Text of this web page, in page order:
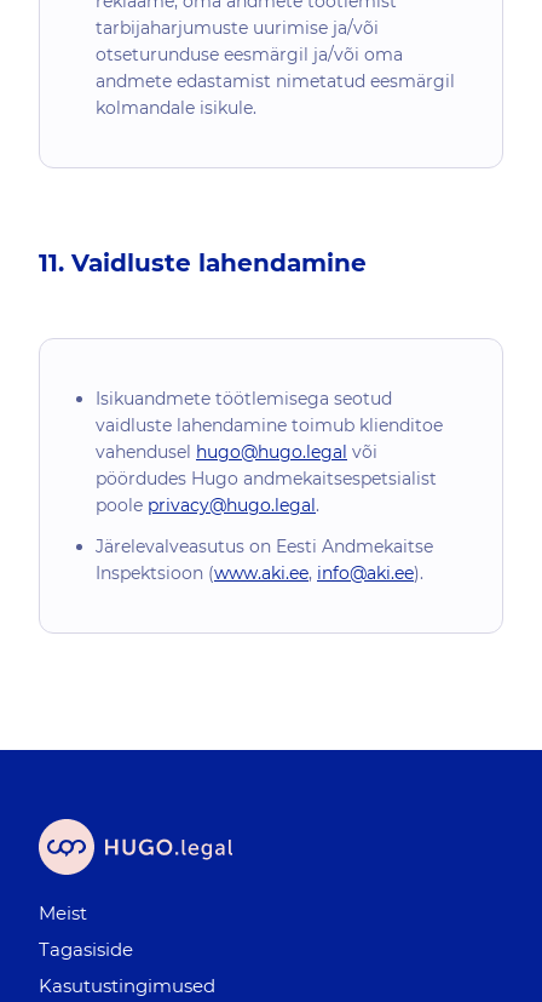
tarbijaharjumuste uurimise ja/või
otseturunduse eesmärgil ja/või oma
andmete edastamist nimetatud eesmärgil
kolmandale isikule.
11. Vaidluste lahendamine
Isikuandmete töötlemisega seotud
vaidluste lahendamine toimub klienditoe
vahendusel hugo@hugo.legal või
pöördudes Hugo andmekaitsespetsialist
poole privacy@hugo.legal.
Järelevalveasutus on Eesti Andmekaitse
Inspektsioon (www.aki.ee, info@aki.ee).
Meist
Tagasiside
Kasutustingimused